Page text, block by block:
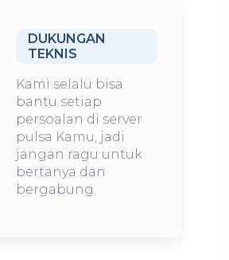
DUKUNGAN
TEKNIS
Kami selalu bisa
bantu setiap
persoalan di server
pulsa Kamu, jadi
jangan ragu untuk
bertanya dan
bergabung.